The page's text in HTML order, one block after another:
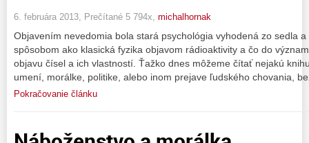
6. februára 2013, Prečítané 5 794x, michalhornak
Objavením nevedomia bola stará psychológia vyhodená zo sedla
spôsobom ako klasická fyzika objavom rádioaktivity a čo do
objavu čísel a ich vlastností. Ťažko dnes môžeme čítať nejakú
umení, morálke, politike, alebo inom prejave ľudského chovania,
Pokračovanie článku